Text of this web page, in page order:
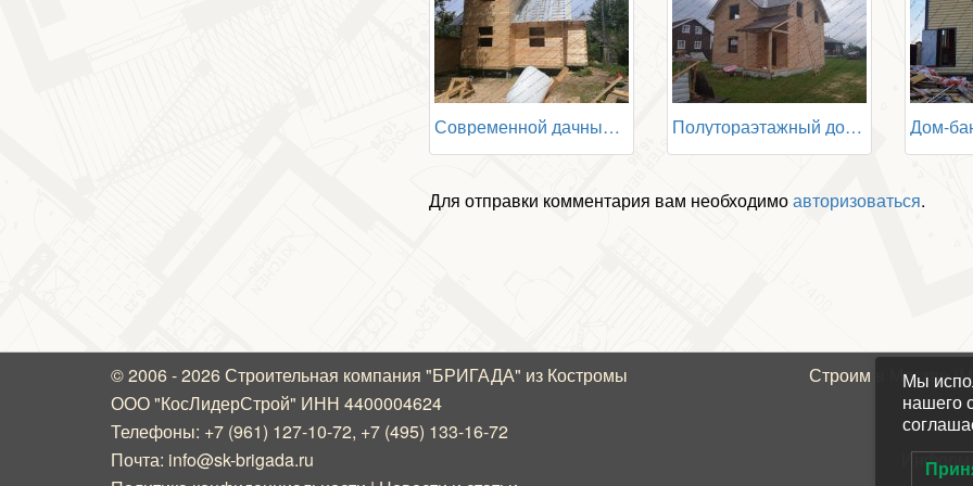
Современной дачный дом 7х8 Полутораэтажный дом 8х8 из профилированного бруса
Для отправки комментария вам необходимоавторизоваться.
© 2006 - 2026 Строительная компания "БРИГАДА" из Костромы
ООО "КосЛидерСтрой" ИНН 4400004624
Телефоны: +7 (961) 127-10-72, +7 (495) 133-16-72
Почта: info@sk-brigada.ru
Строим в Москве
Мы
нашего